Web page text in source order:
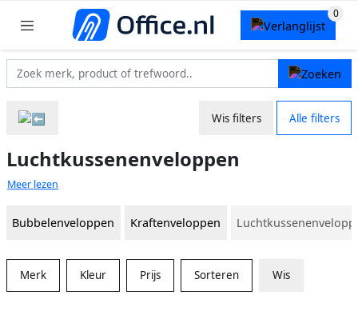
Wis filters Alle filters
Luchtkussenenveloppen
Meer lezen
Bubbelenveloppen Kraftenveloppen
Merk Kleur Prijs Sorteren Wis